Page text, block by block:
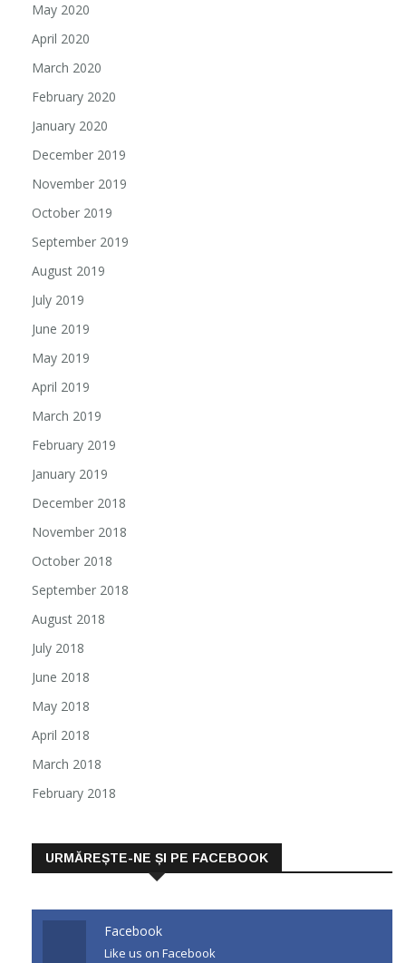
May 2020
April 2020
March 2020
February 2020
January 2020
December 2019
November 2019
October 2019
September 2019
August 2019
July 2019
June 2019
May 2019
April 2019
March 2019
February 2019
January 2019
December 2018
November 2018
October 2018
September 2018
August 2018
July 2018
June 2018
May 2018
April 2018
March 2018
February 2018
URMĂREȘTE-NE ȘI PE FACEBOOK
Facebook
Like us on Facebook